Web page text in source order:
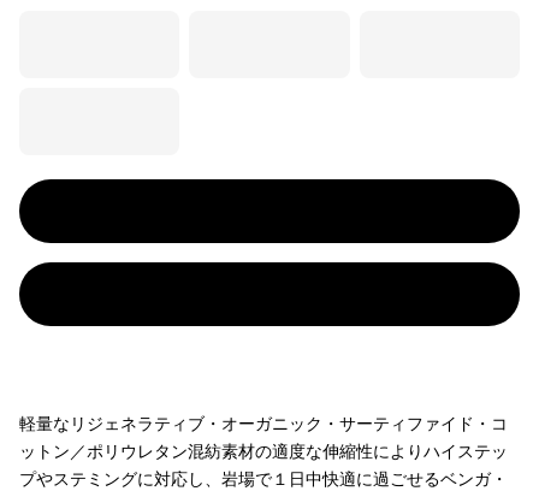
軽量なリジェネラティブ・オーガニック・サーティファイド・コ
ットン／ポリウレタン混紡素材の適度な伸縮性によりハイステッ
プやステミングに対応し、岩場で１日中快適に過ごせるベンガ・